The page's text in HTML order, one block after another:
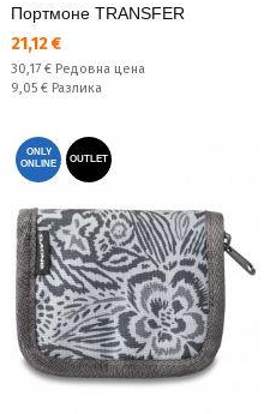
Портмоне TRANSFER
Текуща цена:
21,12 €
Редовна цена:
30,17 € Редовна цена
Спестявате:
9,05 € Разлика
ONLY
ONLINE
OUTLET